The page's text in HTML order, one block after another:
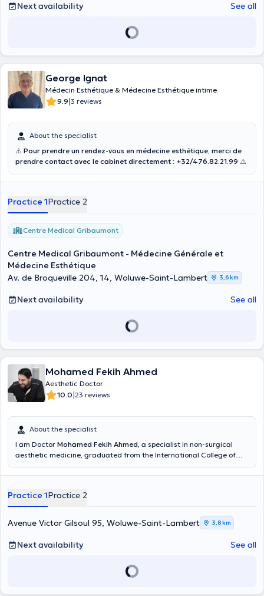
Next availability See all
George Ignat
Médecin Esthétique & Médecine Esthétique intime
9.9|3 reviews
About the specialist
⚠️ Pour prendre un rendez-vous en médecine esthétique, merci de
prendre contact avec le cabinet directement : +32/476.82.21.99 ⚠️
Practice 1Practice 2
Centre Medical Gribaumont
Centre Medical Gribaumont - Médecine Générale et
Médecine Esthétique
Av. de Broqueville 204, 14, Woluwe-Saint-Lambert
3,6 km
Next availability See all
Mohamed Fekih Ahmed
Aesthetic Doctor
10.0|23 reviews
About the specialist
I am Doctor Mohamed Fekih Ahmed, a specialist in non-surgical
aesthetic medicine, graduated from the International College of
Physicians and I am a member of the Belgian Society of Aesthetic
and conferences which allow me to evolve and perfect my
techniques.
Practice 1Practice 2
Avenue Victor Gilsoul 95, Woluwe-Saint-Lambert 3,8 km
Next availability See all